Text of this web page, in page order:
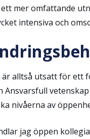
mer omfattande
intensiva och
är alltså utsatt för ett
Ansvarsfull
nivåerna av
jag öppen